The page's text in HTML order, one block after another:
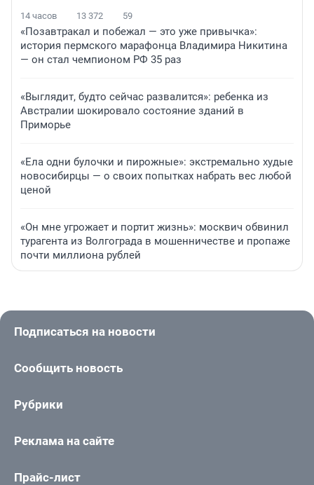
14 часов 13 372 59
«Позавтракал и побежал — это уже привычка»:
история пермского марафонца Владимира Никитина
— он стал чемпионом РФ 35 раз
«Выглядит, будто сейчас развалится»: ребенка из
Австралии шокировало состояние зданий в
Приморье
«Ела одни булочки и пирожные»: экстремально худые
новосибирцы — о своих попытках набрать вес любой
ценой
«Он мне угрожает и портит жизнь»: москвич обвинил
турагента из Волгограда в мошенничестве и пропаже
почти миллиона рублей
Подписаться на новости
Сообщить новость
Рубрики
Реклама на сайте
Прайс-лист